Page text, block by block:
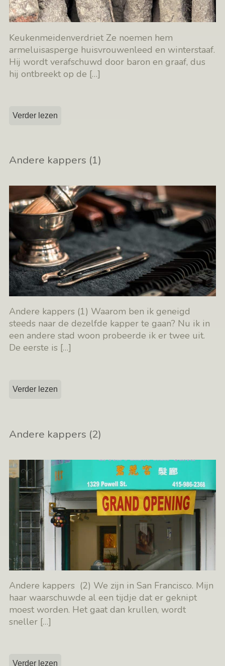
Keukenmeidenverdriet Ze noemen hem
armeluisasperge huisvrouwenleed en winterstaaf.
Hij wordt verafschuwd door baron en graaf, dus
hij ontbreekt op de […]
Verder lezen
Andere kappers (1)
Andere kappers (1) Waarom ben ik geneigd
steeds naar de dezelfde kapper te gaan? Nu ik in
een andere stad woon probeerde ik er twee uit.
De eerste is […]
Verder lezen
Andere kappers (2)
Andere kappers (2) We zijn in San Francisco. Mijn
haar waarschuwde al een tijdje dat er geknipt
moest worden. Het gaat dan krullen, wordt
sneller […]
Verder lezen